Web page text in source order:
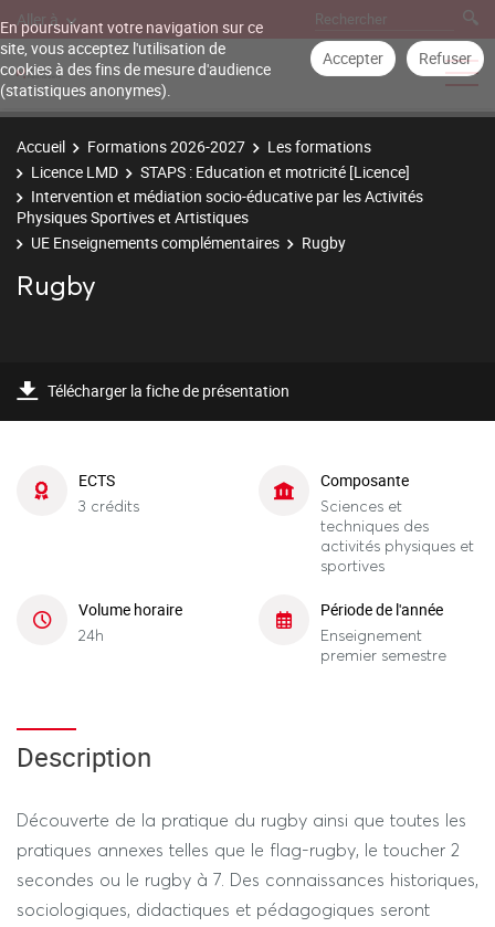
En poursuivant votre navigation sur ce
site, vous acceptez l'utilisation de
cookies à des fins de mesure d'audience
(statistiques anonymes).
Accepter Refuser
Aller à
Accueil Formations 2026-2027
Les formations
Licence LMD
STAPS : Education et motricité [Licence]
Intervention et médiation socio-éducative par les Activités
Physiques Sportives et Artistiques
UE Enseignements complémentaires
Rugby
Rugby
Télécharger la fiche de présentation
ECTS
3 crédits
Composante
Sciences et
techniques des
activités physiques et
sportives
Volume horaire
24h
Période de l'année
Enseignement
premier semestre
Description
Découverte de la pratique du rugby ainsi que toutes les
pratiques annexes telles que le flag-rugby, le toucher 2
secondes ou le rugby à 7. Des connaissances historiques,
sociologiques, didactiques et pédagogiques seront